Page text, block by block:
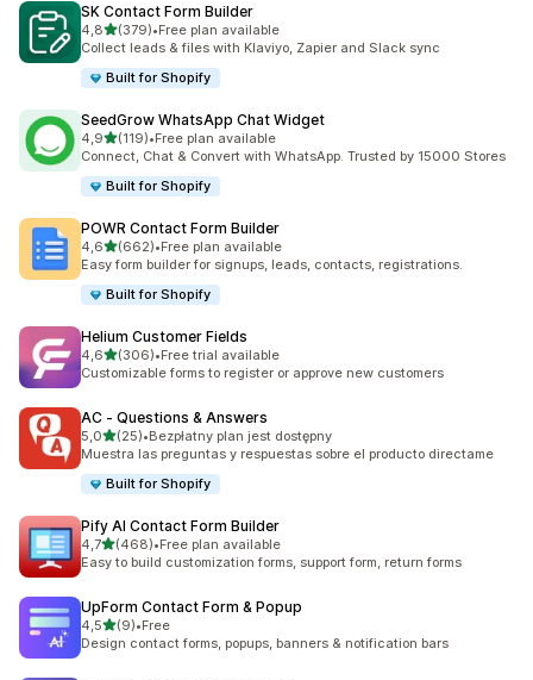
SK Contact Form Builder
4,8na 5 gwiazdek
(379)
Łączna liczba recenzji: 379
•Free plan available
Collect leads & files with Klaviyo, Zapier and Slack sync
Built for Shopify
SeedGrow WhatsApp Chat Widget
4,9na 5 gwiazdek
(119)
Łączna liczba recenzji: 119
•Free plan available
Connect, Chat & Convert with WhatsApp. Trusted by 15000 Stores
Built for Shopify
POWR Contact Form Builder
4,6na 5 gwiazdek
(662)
Łączna liczba recenzji: 662
•Free plan available
Easy form builder for signups, leads, contacts, registrations.
Built for Shopify
Helium Customer Fields
4,6na 5 gwiazdek
(306)
Łączna liczba recenzji: 306
•Free trial available
Customizable forms to register or approve new customers
AC ‑ Questions & Answers
5,0na 5 gwiazdek
(25)
Łączna liczba recenzji: 25
•Bezpłatny plan jest dostępny
Muestra las preguntas y respuestas sobre el producto directame
Built for Shopify
Pify AI Contact Form Builder
4,7na 5 gwiazdek
(468)
Łączna liczba recenzji: 468
•Free plan available
Easy to build customization forms, support form, return forms
UpForm Contact Form & Popup
4,5na 5 gwiazdek
(9)
Łączna liczba recenzji: 9
•Free
Design contact forms, popups, banners & notification bars